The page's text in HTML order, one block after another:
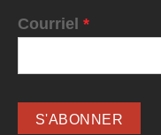
Courriel *